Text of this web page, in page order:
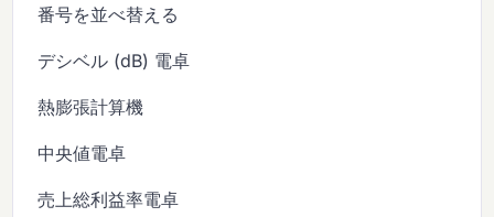
番号を並べ替える
デシベル (dB) 電卓
熱膨張計算機
中央値電卓
売上総利益率電卓